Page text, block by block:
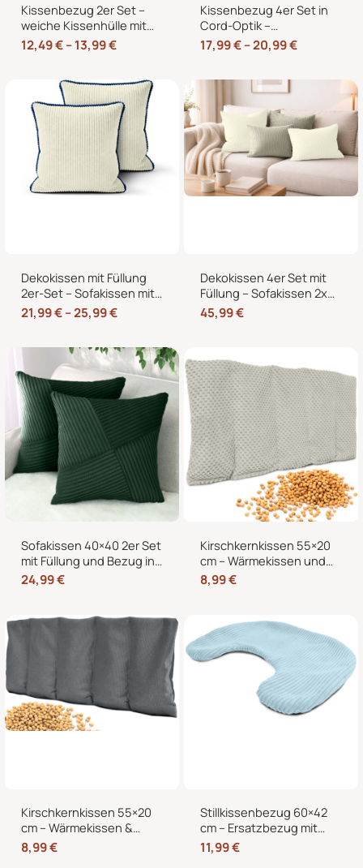
Kissenbezug 2er Set –
weiche Kissenhülle mit
Hotelverschluss,
zweifarbig, ohne Füllung
12,49€–13,99€
Kissenbezug 4er Set in
Cord-Optik –
Zierkissenbezüge ohne
Reißverschluss mit
45×45 und 50×50 cm
17,99€–20,99€
Dekokissen mit Füllung
2er-Set – Sofakissen mit
dekorativer Biese,
formstabil, in 40×40,
21,99€–25,99€
Dekokissen 4er Set mit
Füllung – Sofakissen 2x
50×50 + 2x 35×45 cm –
Zierkissen Couchkissen
45,99€
Sofakissen 40×40 2er Set
mit Füllung und Bezug in
edler Cord-Optik –
Dekokissen für Sofa,
24,99€
Kirschkernkissen 55×20
cm – Wärmekissen und
Kältekissen mit 100%
Kirschkernen, für
Nacken Rücken Bauch
8,99€
Kirschkernkissen 55×20
cm – Wärmekissen &
Kältekissen für
Mikrowelle, Nacken,
8,99€
Stillkissenbezug 60×42
cm – Ersatzbezug mit
Reißverschluss für
Stillmond & Stillhörnchen
11,99€